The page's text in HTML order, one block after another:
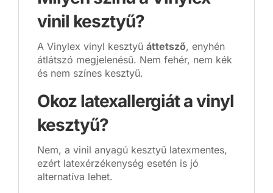
vinil kesztyű?
A Vinylex vinyl kesztyű áttetsző, enyhén
átlátszó megjelenésű. Nem fehér, nem kék
és nem színes kesztyű.
Okoz latexallergiát a vinyl
kesztyű?
Nem, a vinil anyagú kesztyű latexmentes,
ezért latexérzékenység esetén is jó
alternatíva lehet.